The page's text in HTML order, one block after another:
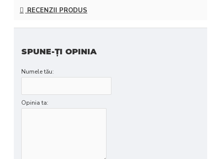
RECENZII PRODUS
SPUNE-ŢI OPINIA
Numele tău:
Opinia ta: